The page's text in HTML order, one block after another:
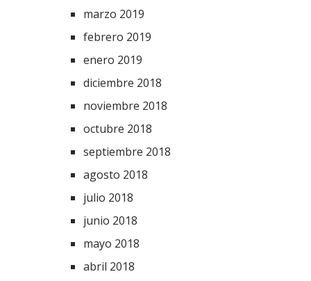
marzo 2019
febrero 2019
enero 2019
diciembre 2018
noviembre 2018
octubre 2018
septiembre 2018
agosto 2018
julio 2018
junio 2018
mayo 2018
abril 2018